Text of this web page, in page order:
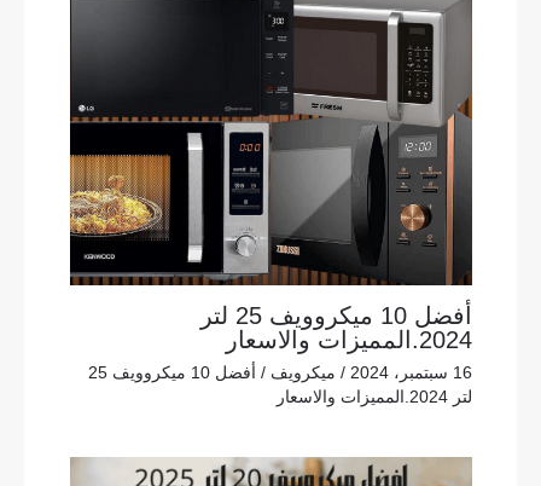
أفضل 10 ميكروويف 25 لتر
2024.المميزات والاسعار
16 سبتمبر، 2024 / ميكرويف /
أفضل 10 ميكروويف 25
لتر 2024.المميزات والاسعار